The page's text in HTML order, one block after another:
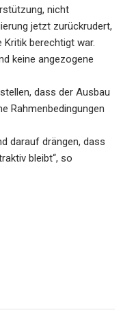
nicht
jetzt zurückrudert,
Kritik berechtigt war.
keine angezogene
dass der Ausbau
Rahmenbedingungen
darauf drängen, dass
bleibt“, so